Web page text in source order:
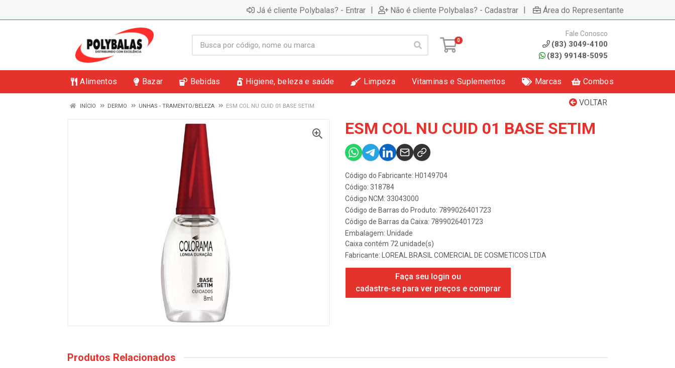
Já é cliente Polybalas? - Entrar | Não é cliente Polybalas? - Cadastrar | Área do Representante
0
Fale Conosco
(83) 3049-4100
(83) 99148-5095
Alimentos Bazar Bebidas Higiene, beleza e saúde Limpeza Vitaminas e Suplementos Marcas Combos
VOLTAR
INÍCIO DERMO UNHAS - TRAMENTO/BELEZA ESM COL NU CUID 01 BASE SETIM
ESM COL NU CUID 01 BASE SETIM
Código do Fabricante: H0149704
Código: 318784
Código NCM: 33043000
Código de Barras do Produto: 7899026401723
Código de Barras da Caixa: 7899026401723
Embalagem: Unidade
Caixa contém 72 unidade(s)
Fabricante:
LOREAL BRASIL COMERCIAL DE COSMETICOS LTDA
Faça seu login ou
cadastre-se para ver preços e comprar
Produtos Relacionados